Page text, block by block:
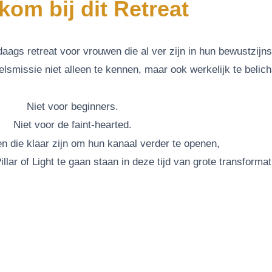
bij dit Retreat
retreat voor vrouwen die al ver zijn in hun
niet alleen te kennen, maar ook werkelijk te
Niet voor beginners.
Niet voor de faint-hearted.
die klaar zijn om hun kanaal verder te openen,
of Light te gaan staan in deze tijd van grote